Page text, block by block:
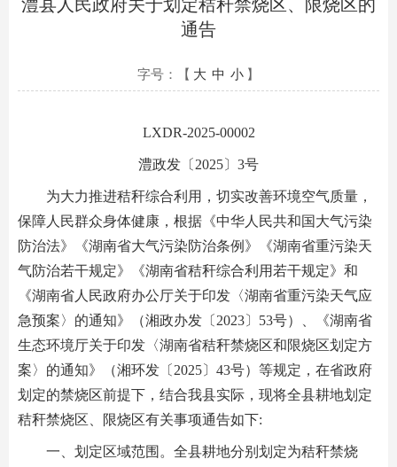
澧县人民政府关于划定秸秆禁烧区、限烧区的
通告
字号：【 大 中 小 】
LXDR-2025-00002
澧政发〔2025〕3号
为大力推进秸秆综合利用，切实改善环境空气质量，
保障人民群众身体健康，根据《中华人民共和国大气污染
防治法》《湖南省大气污染防治条例》《湖南省重污染天
气防治若干规定》《湖南省秸秆综合利用若干规定》和
《湖南省人民政府办公厅关于印发〈湖南省重污染天气应
急预案〉的通知》（湘政办发〔2023〕53号）、《湖南省
生态环境厅关于印发〈湖南省秸秆禁烧区和限烧区划定方
案〉的通知》（湘环发〔2025〕43号）等规定，在省政府
划定的禁烧区前提下，结合我县实际，现将全县耕地划定
秸秆禁烧区、限烧区有关事项通告如下:
一、划定区域范围。全县耕地分别划定为秸秆禁烧